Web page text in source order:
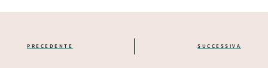
PRECEDENTE SUCCESSIVA